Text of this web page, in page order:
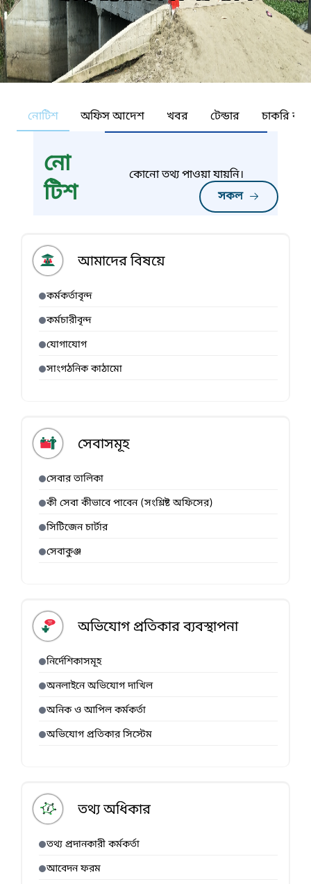
নোটিশ অফিস আদেশ খবর টেন্ডার চাকরি
নো
টিশ
সকল
কোনো তথ্য পাওয়া যায়নি।
আমাদের বিষয়ে
কর্মকর্তাবৃন্দ
কর্মচারীবৃন্দ
যোগাযোগ
সাংগঠনিক কাঠামো
সেবাসমূহ
সেবার তালিকা
কী সেবা কীভাবে পাবেন (সংশ্লিষ্ট অফিসের)
সিটিজেন চার্টার
সেবাকুঞ্জ
অভিযোগ প্রতিকার ব্যবস্থাপনা
নির্দেশিকাসমূহ
অনলাইনে অভিযোগ দাখিল
অনিক ও আপিল কর্মকর্তা
অভিযোগ প্রতিকার সিস্টেম
তথ্য অধিকার
তথ্য প্রদানকারী কর্মকর্তা
আবেদন ফরম